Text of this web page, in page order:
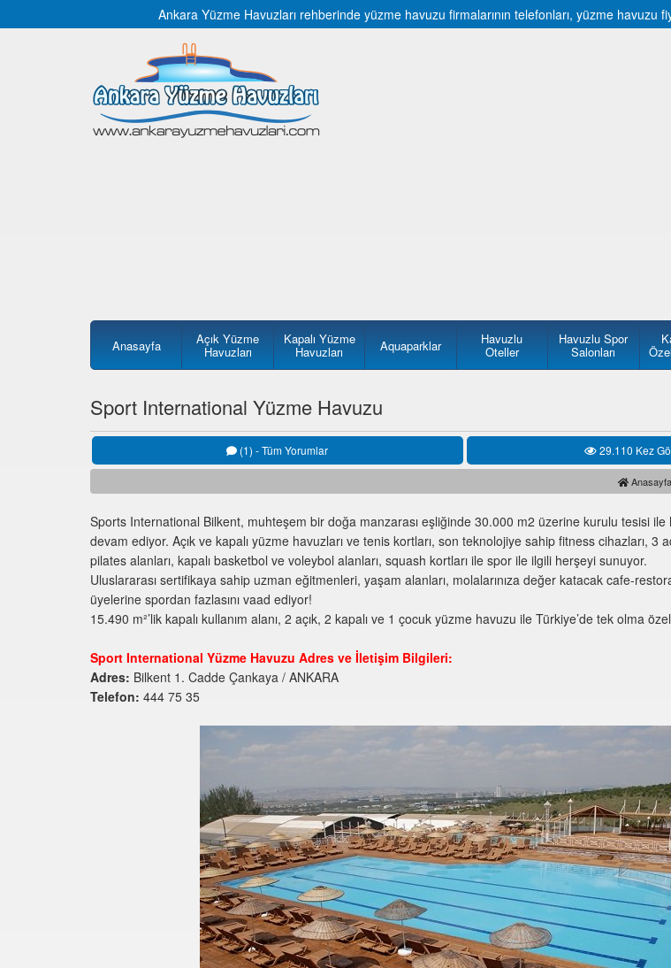
Ankara Yüzme Havuzları rehberinde yüzme havuzu firmalarının telefonları, yüzme havuzu
Anasayfa Açık Yüzme
Havuzları
Kapalı Yüzme
Havuzları Aquaparklar Havuzlu
Oteller
Havuzlu Spor
Salonları
Sport International Yüzme Havuzu
(1) - Tüm Yorumlar 29.110 Kez
Anasayfa
Sports International Bilkent, muhteşem bir doğa manzarası eşliğinde 30.000 m2 üzerine kurulu tesisi ile
devam ediyor. Açık ve kapalı yüzme havuzları ve tenis kortları, son teknolojiye sahip fitness cihazları, 3
pilates alanları, kapalı basketbol ve voleybol alanları, squash kortları ile spor ile ilgili herşeyi sunuyor.
Uluslararası sertifikaya sahip uzman eğitmenleri, yaşam alanları, molalarınıza değer katacak cafe-
üyelerine spordan fazlasını vaad ediyor!
15.490 m²’lik kapalı kullanım alanı, 2 açık, 2 kapalı ve 1 çocuk yüzme havuzu ile Türkiye’de tek olma
Sport International Yüzme Havuzu Adres ve İletişim Bilgileri:
Adres: Bilkent 1. Cadde Çankaya / ANKARA
Telefon: 444 75 35